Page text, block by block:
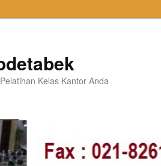
Kelas Kantor Anda